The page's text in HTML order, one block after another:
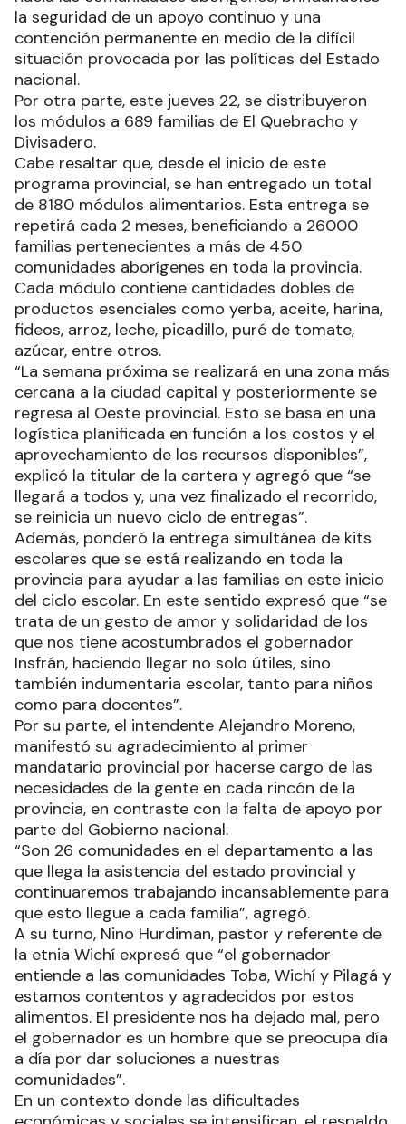
la seguridad de un apoyo continuo y una
contención permanente en medio de la difícil
situación provocada por las políticas del Estado
nacional.
Por otra parte, este jueves 22, se distribuyeron
los módulos a 689 familias de El Quebracho y
Divisadero.
Cabe resaltar que, desde el inicio de este
programa provincial, se han entregado un total
de 8180 módulos alimentarios. Esta entrega se
repetirá cada 2 meses, beneficiando a 26000
familias pertenecientes a más de 450
comunidades aborígenes en toda la provincia.
Cada módulo contiene cantidades dobles de
productos esenciales como yerba, aceite, harina,
fideos, arroz, leche, picadillo, puré de tomate,
azúcar, entre otros.
“La semana próxima se realizará en una zona más
cercana a la ciudad capital y posteriormente se
regresa al Oeste provincial. Esto se basa en una
logística planificada en función a los costos y el
aprovechamiento de los recursos disponibles”,
explicó la titular de la cartera y agregó que “se
llegará a todos y, una vez finalizado el recorrido,
se reinicia un nuevo ciclo de entregas”.
Además, ponderó la entrega simultánea de kits
escolares que se está realizando en toda la
provincia para ayudar a las familias en este inicio
del ciclo escolar. En este sentido expresó que “se
trata de un gesto de amor y solidaridad de los
que nos tiene acostumbrados el gobernador
Insfrán, haciendo llegar no solo útiles, sino
también indumentaria escolar, tanto para niños
como para docentes”.
Por su parte, el intendente Alejandro Moreno,
manifestó su agradecimiento al primer
mandatario provincial por hacerse cargo de las
necesidades de la gente en cada rincón de la
provincia, en contraste con la falta de apoyo por
parte del Gobierno nacional.
“Son 26 comunidades en el departamento a las
que llega la asistencia del estado provincial y
continuaremos trabajando incansablemente para
que esto llegue a cada familia”, agregó.
A su turno, Nino Hurdiman, pastor y referente de
la etnia Wichí expresó que “el gobernador
entiende a las comunidades Toba, Wichí y Pilagá y
estamos contentos y agradecidos por estos
alimentos. El presidente nos ha dejado mal, pero
el gobernador es un hombre que se preocupa día
a día por dar soluciones a nuestras
comunidades”.
En un contexto donde las dificultades